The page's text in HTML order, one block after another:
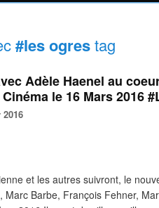
#les ogrestag
Adèle Haenel au
le 16 Mars 2016
2016
et les autres suivront, le
Marc Barbe, François Fehner,